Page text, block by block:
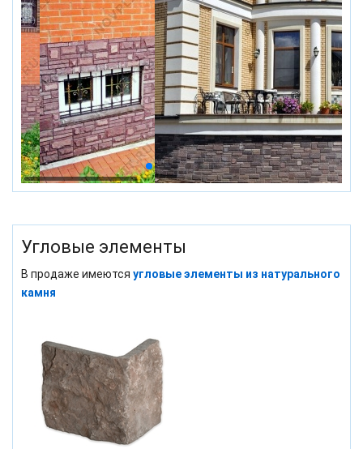
Угловые элементы
В продаже имеются угловые элементы из натурального
камня